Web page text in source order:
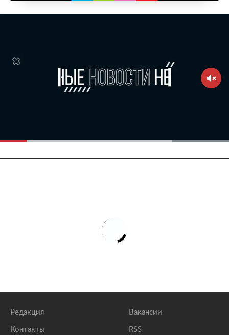
Редакция
Контакты
Вакансии
RSS